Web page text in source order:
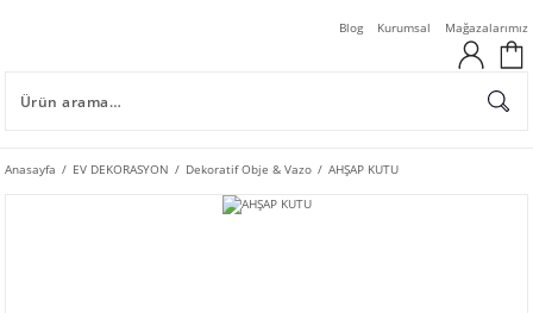
Blog Kurumsal Mağazalarımız
Anasayfa EV DEKORASYON Dekoratif Obje & Vazo AHŞAP KUTU